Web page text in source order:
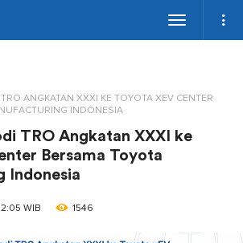
Toggle
ANGKATAN XXXI KE TOYOTA XEV CENTER
INDONESIA
TRO Angkatan XXXI ke
Bersama Toyota
Indonesia
WIB 1546